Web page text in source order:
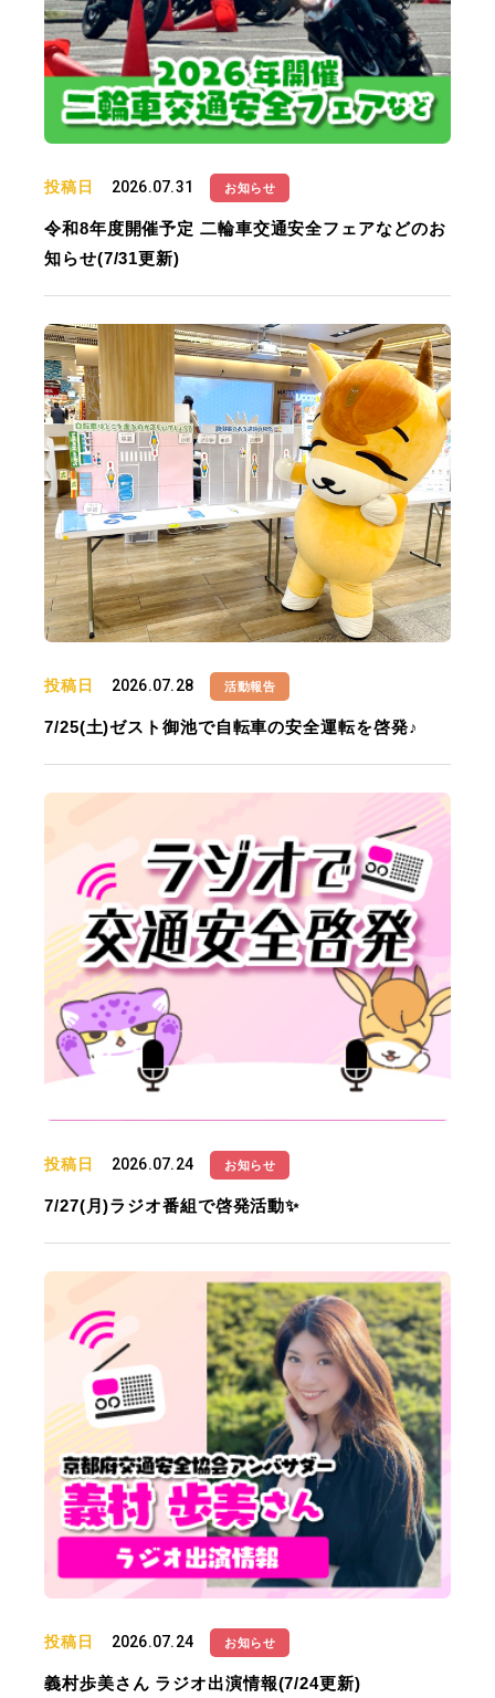
投稿日 2026.07.31 お知らせ
令和8年度開催予定 二輪車交通安全フェアなどのお
知らせ(7/31更新)
投稿日 2026.07.28 活動報告
7/25(土)ゼスト御池で自転車の安全運転を啓発♪
投稿日 2026.07.24 お知らせ
7/27(月)ラジオ番組で啓発活動✨
投稿日 2026.07.24 お知らせ
義村歩美さん ラジオ出演情報(7/24更新)